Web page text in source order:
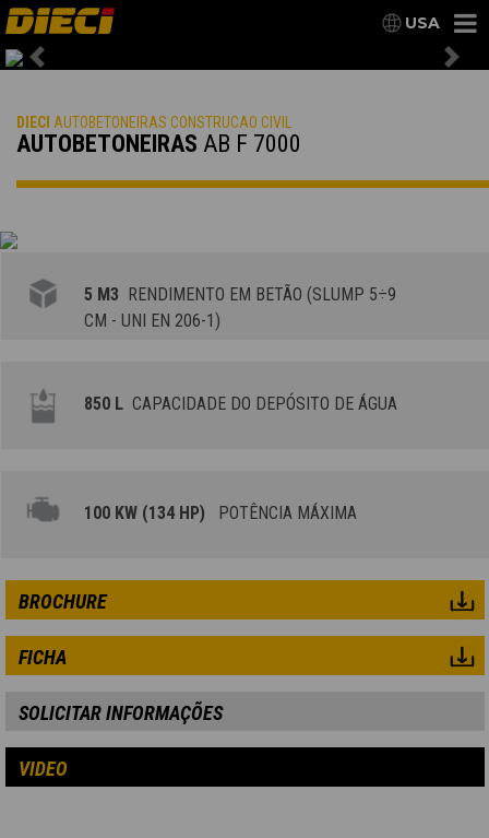
USA
Previous
DIECI AUTOBETONEIRAS CONSTRUCAO CIVIL
AUTOBETONEIRAS AB F 7000
5 M3 RENDIMENTO EM BETÃO (SLUMP 5÷9
CM - UNI EN 206-1)
850 L CAPACIDADE DO DEPÓSITO DE ÁGUA
100 KW (134 HP) POTÊNCIA MÁXIMA
BROCHURE
FICHA
SOLICITAR INFORMAÇÕES
VIDEO